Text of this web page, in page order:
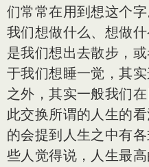
们常常在用到想这个
我们想做什么、想做
是我们想出去散步，
于我们想睡一觉，其
之外，其实一般我们
此交换所谓的人生的
的会提到人生之中有
些人觉得说，人生最